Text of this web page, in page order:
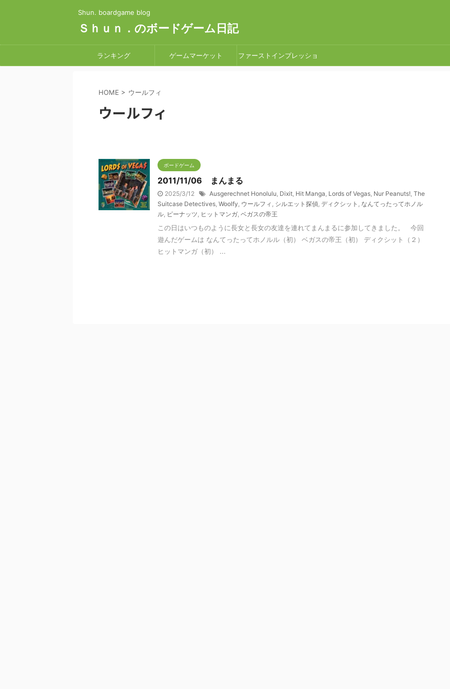
Shun. boardgame blog
Ｓｈｕｎ．のボードゲーム日記
ランキング ゲームマーケット ファーストインプレッショ
HOME > ウールフィ
ウールフィ
ボードゲーム
2011/11/06 まんまる
2025/3/12 Ausgerechnet Honolulu, Dixit, Hit Manga, Lords of Vegas, Nur Peanuts!, The
Suitcase Detectives, Woolfy, ウールフィ , シルエット探偵, ディクシット , なんてったってホノル
ル, ピーナッツ, ヒットマンガ, ベガスの帝王
この日はいつものように長女と長女の友達を連れてまんまるに参加してきました。 今回
遊んだゲームは なんてったってホノルル（初） ベガスの帝王（初） ディクシット（２）
ヒットマンガ（初） ...